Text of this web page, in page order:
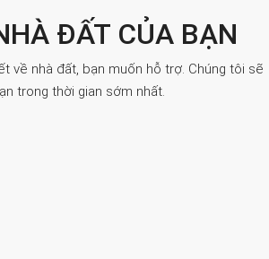
ĐẤT CỦA BẠN
về nhà đất, bạn muốn hỗ trợ. Chúng tôi sẽ
trong thời gian sớm nhất.